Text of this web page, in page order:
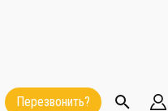
Перезвонить?